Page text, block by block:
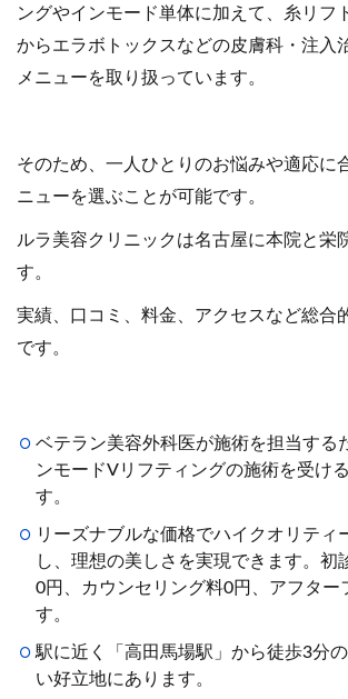
ングやインモード単体に加えて、糸リフ
からエラボトックスなどの皮膚科・注入
メニューを取り扱っています。
そのため、一人ひとりのお悩みや適応に
ニューを選ぶことが可能です。
ルラ美容クリニックは名古屋に本院と栄
す。
実績、口コミ、料金、アクセスなど総合
です。
ベテラン美容外科医が施術を担当する
ンモードVリフティングの施術を受け
す。
リーズナブルな価格でハイクオリティ
し、理想の美しさを実現できます。初
0円、カウンセリング料0円、アフター
す。
駅に近く「高田馬場駅」から徒歩3分
い好立地にあります。